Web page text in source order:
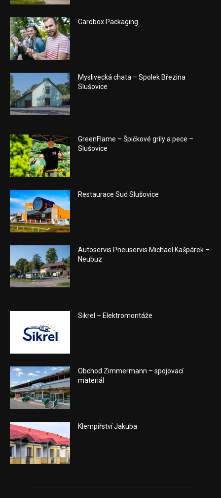
Cardbox Packaging
Myslivecká chata – Spolek Březina
Slušovice
GreenFlame – Špičkové grily a pece –
Slušovice
Restaurace Sud Slušovice
Autoservis Pneuservis Michael Kašpárek –
Neubuz
Sikrel – Elektromontáže
Obchod Zimmermann – spojovací
materiál
Klempířství Jakuba